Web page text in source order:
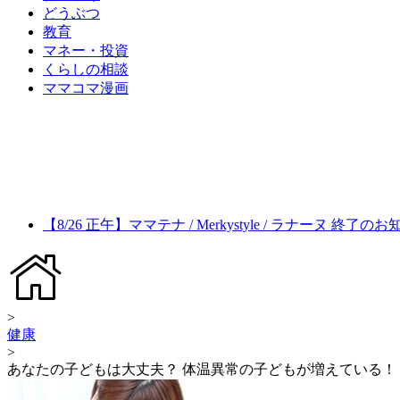
どうぶつ
教育
マネー・投資
くらしの相談
ママコマ漫画
【8/26 正午】ママテナ / Merkystyle / ラナーヌ 終了のお
>
健康
>
あなたの子どもは大丈夫？ 体温異常の子どもが増えている！